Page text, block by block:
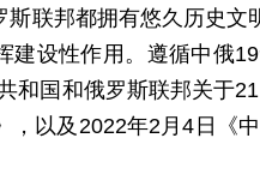
斯联邦都拥有悠久历史
建设性作用。遵循中俄
和国和俄罗斯联邦关于
，以及2022年2月4日《